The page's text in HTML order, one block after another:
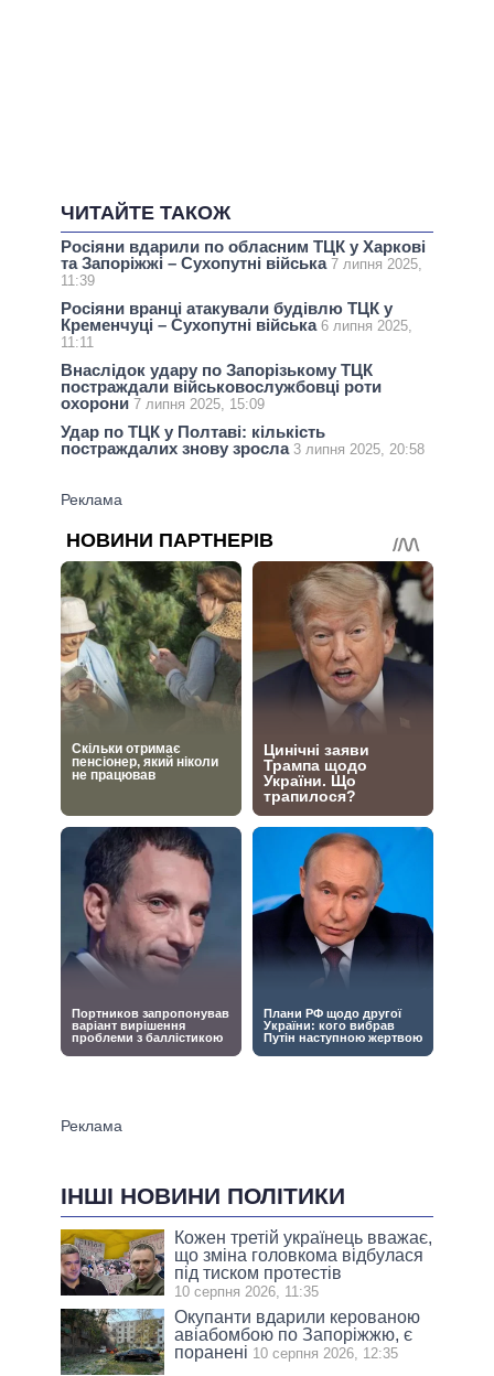
ЧИТАЙТЕ ТАКОЖ
Росіяни вдарили по обласним ТЦК у Харкові
та Запоріжжі – Сухопутні війська 7 липня 2025,
11:39
Росіяни вранці атакували будівлю ТЦК у
Кременчуці – Сухопутні війська 6 липня 2025,
11:11
Внаслідок удару по Запорізькому ТЦК
постраждали військовослужбовці роти
охорони 7 липня 2025, 15:09
Удар по ТЦК у Полтаві: кількість
постраждалих знову зросла 3 липня 2025, 20:58
ІНШІ НОВИНИ ПОЛІТИКИ
Кожен третій українець вважає,
що зміна головкома відбулася
під тиском протестів
10 серпня 2026, 11:35
Окупанти вдарили керованою
авіабомбою по Запоріжжю, є
поранені 10 серпня 2026, 12:35